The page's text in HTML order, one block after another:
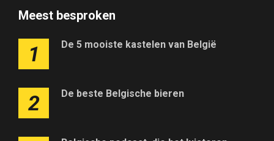
Meest besproken
1 De 5 mooiste kastelen van België
2 De beste Belgische bieren